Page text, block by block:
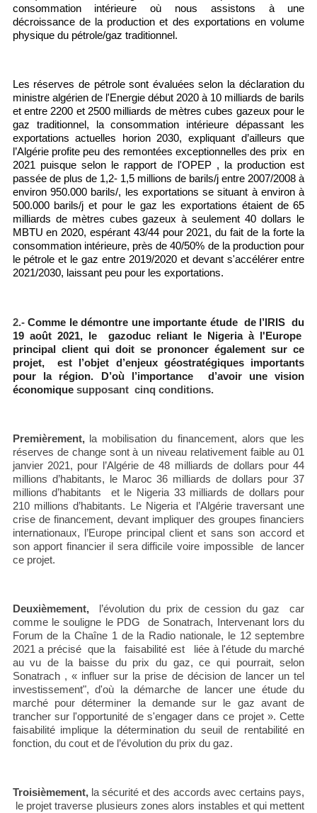
consommation intérieure où nous assistons à une
décroissance de la production et des exportations en volume
physique du pétrole/gaz traditionnel.
Les réserves de pétrole sont évaluées selon la déclaration du
ministre algérien de l'Energie début 2020 à 10 milliards de barils
et entre 2200 et 2500 milliards de mètres cubes gazeux pour le
gaz traditionnel, la consommation intérieure dépassant les
exportations actuelles horion 2030, expliquant d’ailleurs que
l’Algérie profite peu des remontées exceptionnelles des prix en
2021 puisque selon le rapport de l'OPEP , la production est
passée de plus de 1,2- 1,5 millions de barils/j entre 2007/2008 à
environ 950.000 barils/, les exportations se situant à environ à
500.000 barils/j et pour le gaz les exportations étaient de 65
milliards de mètres cubes gazeux à seulement 40 dollars le
MBTU en 2020, espérant 43/44 pour 2021, du fait de la forte la
consommation intérieure, près de 40/50% de la production pour
le pétrole et le gaz entre 2019/2020 et devant s'accélérer entre
2021/2030, laissant peu pour les exportations.
2.-Comme le démontre une importante étude de l’IRIS du
19 août 2021, le gazoduc reliant le Nigeria à l'Europe
principal client qui doit se prononcer également sur ce
projet, est l’objet d’enjeux géostratégiques importants
pour la région. D’où l’importance d’avoir une vision
économique supposant cinq conditions.
Premièrement,la mobilisation du financement, alors que les
réserves de change sont à un niveau relativement faible au 01
janvier 2021, pour l’Algérie de 48 milliards de dollars pour 44
millions d’habitants, le Maroc 36 milliards de dollars pour 37
millions d’habitants et le Nigeria 33 milliards de dollars pour
210 millions d’habitants. Le Nigeria et l’Algérie traversant une
crise de financement, devant impliquer des groupes financiers
internationaux, l’Europe principal client et sans son accord et
son apport financier il sera difficile voire impossible de lancer
ce projet.
Deuxièmement,l’évolution du prix de cession du gaz car
comme le souligne le PDG de Sonatrach, Intervenant lors du
Forum de la Chaîne 1 de la Radio nationale, le 12 septembre
2021 a précisé que la faisabilité est liée à l'étude du marché
au vu de la baisse du prix du gaz, ce qui pourrait, selon
Sonatrach , « influer sur la prise de décision de lancer un tel
investissement", d'où la démarche de lancer une étude du
marché pour déterminer la demande sur le gaz avant de
trancher sur l'opportunité de s'engager dans ce projet ». Cette
faisabilité implique la détermination du seuil de rentabilité en
fonction, du cout et de l’évolution du prix du gaz.
Troisièmement,la sécurité et des accords avec certains pays,
le projet traverse plusieurs zones alors instables et qui mettent